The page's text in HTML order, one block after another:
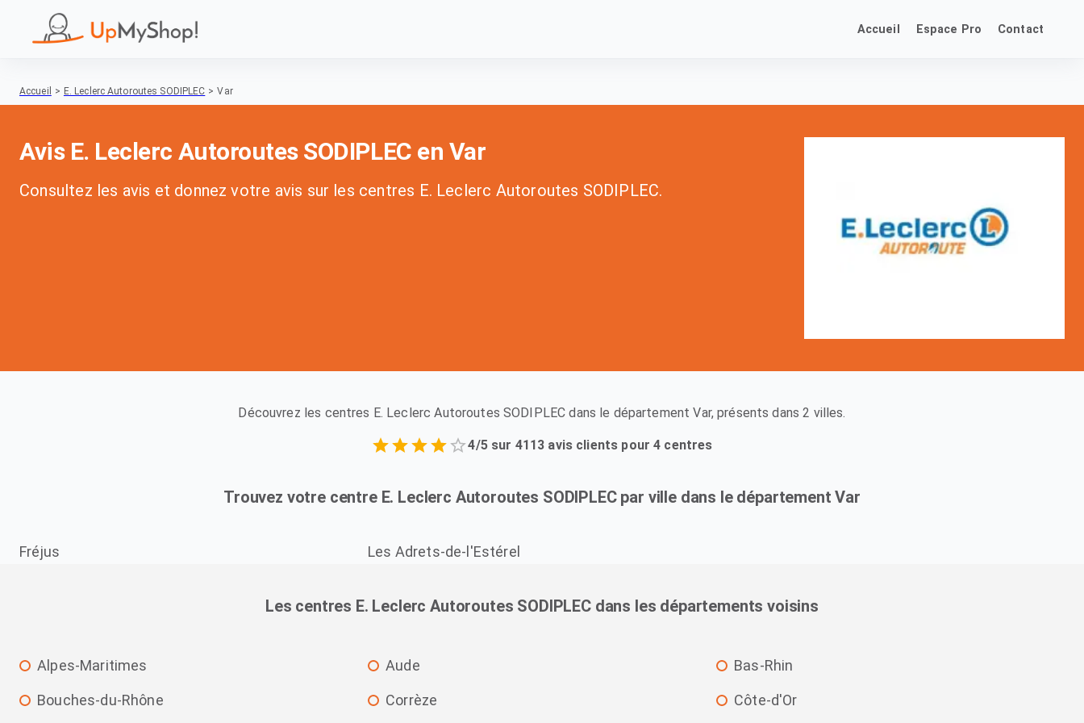
Accueil Espace Pro Contact
Accueil > E. Leclerc Autoroutes SODIPLEC > Var
Avis E. Leclerc Autoroutes SODIPLEC en Var
Consultez les avis et donnez votre avis sur les centres E. Leclerc Autoroutes SODIPLEC.
Découvrez les centres E. Leclerc Autoroutes SODIPLEC dans le département Var, présents dans 2 villes.
4/5 sur 4113 avis clients pour 4 centres
Trouvez votre centre E. Leclerc Autoroutes SODIPLEC par ville dans le département Var
Fréjus Les Adrets-de-l'Estérel
Les centres E. Leclerc Autoroutes SODIPLEC dans les départements voisins
Alpes-Maritimes Aude Bas-Rhin
Bouches-du-Rhône Corrèze Côte-d'Or